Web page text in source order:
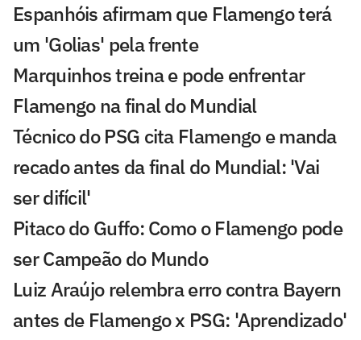
Espanhóis afirmam que Flamengo terá
um 'Golias' pela frente
Marquinhos treina e pode enfrentar
Flamengo na final do Mundial
Técnico do PSG cita Flamengo e manda
recado antes da final do Mundial: 'Vai
ser difícil'
Pitaco do Guffo: Como o Flamengo pode
ser Campeão do Mundo
Luiz Araújo relembra erro contra Bayern
antes de Flamengo x PSG: 'Aprendizado'